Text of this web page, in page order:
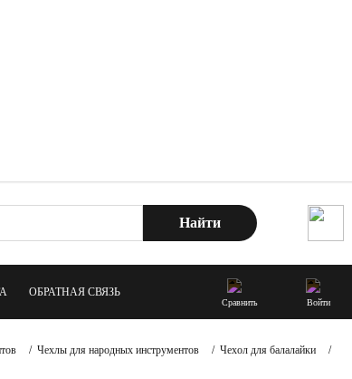
Найти
ОБРАТНАЯ СВЯЗЬ
Сравнить Войти
/ Чехлы для народных инструментов / Чехол для балалайки
/